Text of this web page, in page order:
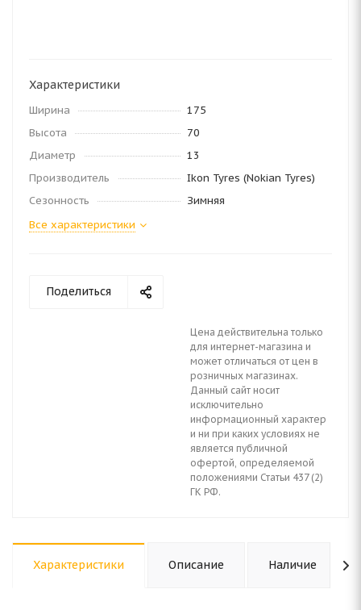
Характеристики
Ширина
175
Высота
70
Диаметр
13
Производитель
Ikon Tyres (Nokian Tyres)
Сезонность
Зимняя
Все характеристики
Поделиться
Цена действительна только
для интернет-магазина и
может отличаться от цен в
розничных магазинах.
Данный сайт носит
исключительно
информационный характер
и ни при каких условиях не
является публичной
офертой, определяемой
положениями Статьи 437 (2)
ГК РФ.
Характеристики Описание Наличие